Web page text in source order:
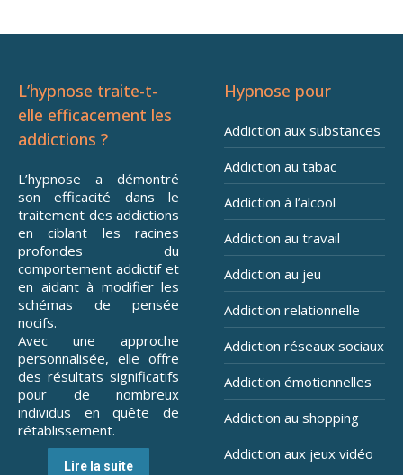
L’hypnose traite-t-
elle efficacement les
addictions ?
L’hypnose a démontré
son efficacité dans le
traitement des addictions
en ciblant les racines
profondes du
comportement addictif et
en aidant à modifier les
schémas de pensée
nocifs.
Avec une approche
personnalisée, elle offre
des résultats significatifs
pour de nombreux
individus en quête de
rétablissement.
Lire la suite
Hypnose pour
Addiction aux substances
Addiction au tabac
Addiction à l’alcool
Addiction au travail
Addiction au jeu
Addiction relationnelle
Addiction réseaux sociaux
Addiction émotionnelles
Addiction au shopping
Addiction aux jeux vidéo